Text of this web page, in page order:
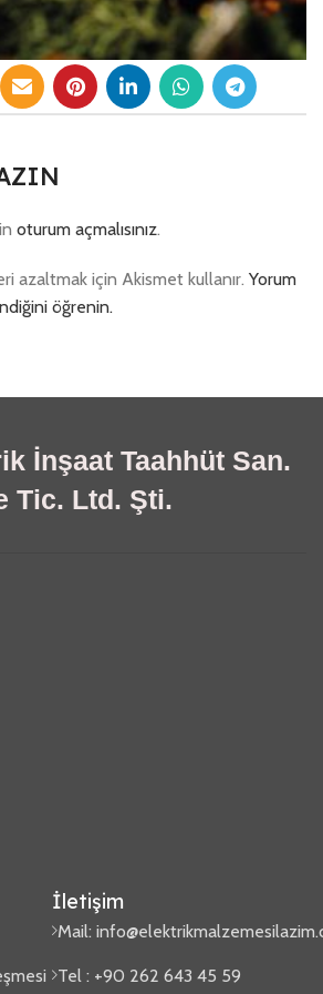
oturum açmalısınız.
azaltmak için Akismet kullanır. Yorum
öğrenin.
İnşaat Taahhüt San.
Tic. Ltd. Şti.
İletişim
Mail:
Tel : +90 262 643 45 59